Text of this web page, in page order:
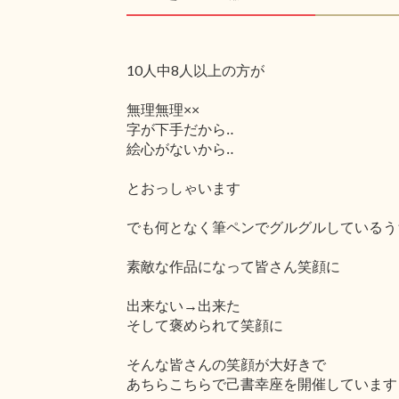
10人中8人以上の方が
無理無理××
字が下手だから‥
絵心がないから‥
とおっしゃいます
でも何となく筆ペンでグルグルしている
素敵な作品になって皆さん笑顔に
出来ない→出来た
そして褒められて笑顔に
そんな皆さんの笑顔が大好きで
あちらこちらで己書幸座を開催しています